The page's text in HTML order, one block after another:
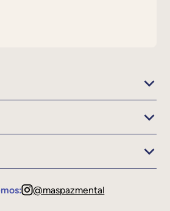
@maspazmental